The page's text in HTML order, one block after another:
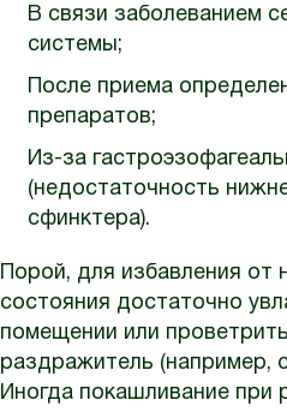
В связи заболеванием
системы;
После приема
препаратов;
Из-за
(недостаточность
сфинктера).
Порой, для избавления от
состояния достаточно
помещении или
раздражитель (например,
Иногда покашливание при